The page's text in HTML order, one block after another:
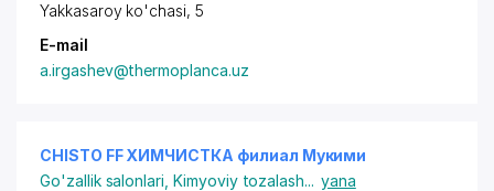
Yakkasaroy ko'chasi, 5
E-mail
a.irgashev@thermoplanca.uz
CHISTO FF ХИМЧИСТКА филиал Мукими
Go'zallik salonlari Kimyoviy tozalash... yana